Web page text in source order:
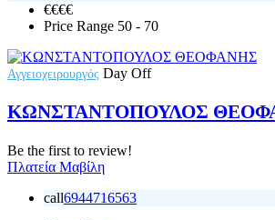
€€€€
Price Range 50 - 70
Αγγειοχειρουργός Day Off
ΚΩΝΣΤΑΝΤΟΠΟΥΛΟΣ
Be the first to review!
Πλατεία Μαβίλη
call6944716563